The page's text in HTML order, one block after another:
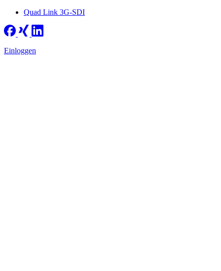
Quad Link 3G-SDI
Einloggen